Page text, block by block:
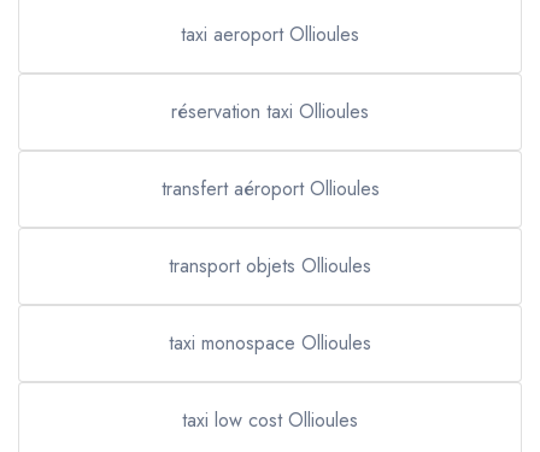
taxi aeroport Ollioules
réservation taxi Ollioules
transfert aéroport Ollioules
transport objets Ollioules
taxi monospace Ollioules
taxi low cost Ollioules